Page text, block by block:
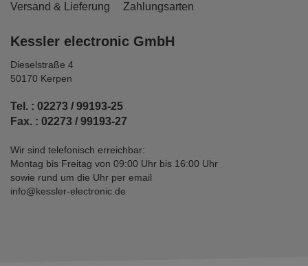
Versand & Lieferung Zahlungsarten
Kessler electronic GmbH
Dieselstraße 4
50170 Kerpen
Tel. : 02273 / 99193-25
Fax. : 02273 / 99193-27
Wir sind telefonisch erreichbar:
Montag bis Freitag von 09:00 Uhr bis 16:00 Uhr
sowie rund um die Uhr per email
info@kessler-electronic.de